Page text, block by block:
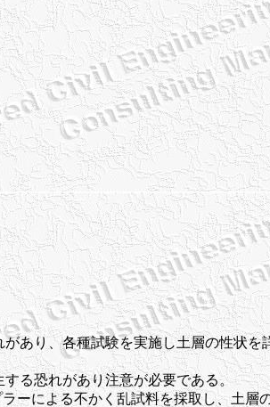
あり、各種試験を実施し土層の性状を
る恐れがあり注意が必要である。
ーによる不かく乱試料を採取し、土層